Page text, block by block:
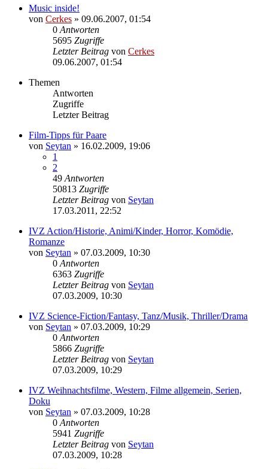
Music inside!
von Cerkes » 09.06.2007, 01:54
0 Antworten
5695 Zugriffe
Letzter Beitrag von Cerkes
09.06.2007, 01:54
Themen
Antworten
Zugriffe
Letzter Beitrag
Film-Tipps für Paare
von Seytan » 16.02.2009, 19:06
1
2
49 Antworten
50813 Zugriffe
Letzter Beitrag von Seytan
17.03.2011, 22:52
IVZ Action/Historie, Animi/Kinder, Horror, Komödie,
Romanze
von Seytan » 07.03.2009, 10:30
0 Antworten
6363 Zugriffe
Letzter Beitrag von Seytan
07.03.2009, 10:30
IVZ Science-Fiction/Fantasy, Tanz/Musik, Thriller/Drama
von Seytan » 07.03.2009, 10:29
0 Antworten
5866 Zugriffe
Letzter Beitrag von Seytan
07.03.2009, 10:29
IVZ Weihnachtsfilme, Western, Filme allgemein, Serien,
Doku
von Seytan » 07.03.2009, 10:28
0 Antworten
5941 Zugriffe
Letzter Beitrag von Seytan
07.03.2009, 10:28